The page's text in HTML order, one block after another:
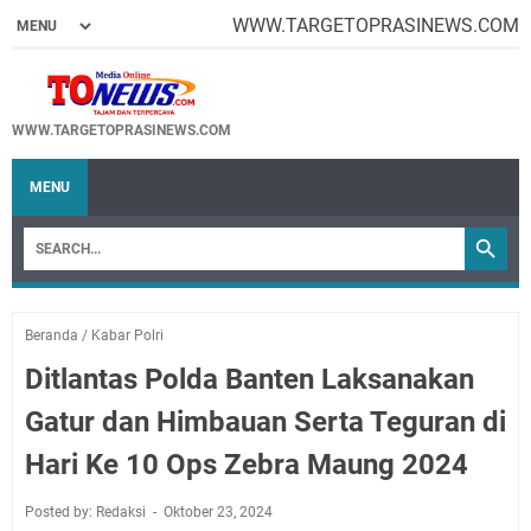
WWW.TARGETOPRASINEWS.COM
WWW.TARGETOPRASINEWS.COM
MENU
Beranda / Kabar Polri
Ditlantas Polda Banten Laksanakan
Gatur dan Himbauan Serta Teguran di
Hari Ke 10 Ops Zebra Maung 2024
Posted by: Redaksi Oktober 23, 2024